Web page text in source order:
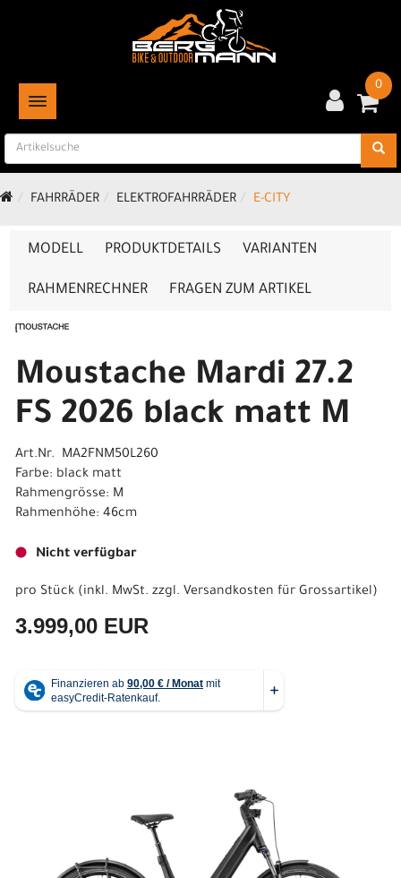
TOGGLE NAVIGATION
0
FAHRRÄDER ELEKTROFAHRRÄDER E-CITY
MODELL PRODUKTDETAILS VARIANTEN
RAHMENRECHNER FRAGEN ZUM ARTIKEL
Moustache Mardi 27.2
FS 2026 black matt M
Art.Nr. MA2FNM50L260
Farbe: black matt
Rahmengrösse: M
Rahmenhöhe: 46cm
Nicht verfügbar
pro Stück (inkl. MwSt. zzgl. Versandkosten für Grossartikel)
3.999,00 EUR